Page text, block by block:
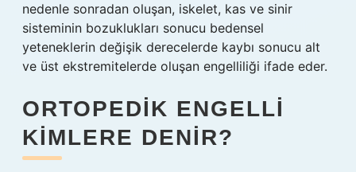
nedenle sonradan oluşan, iskelet, kas ve sinir
sisteminin bozuklukları sonucu bedensel
yeteneklerin değişik derecelerde kaybı sonucu alt
ve üst ekstremitelerde oluşan engelliliği ifade eder.
ORTOPEDIK ENGELLI
KIMLERE DENIR?